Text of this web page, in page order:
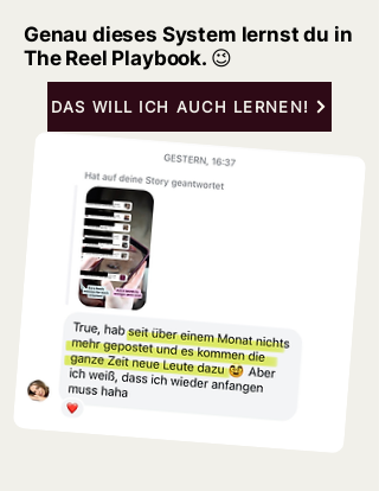
Genau dieses System lernst du in
The Reel Playbook. 😉
DAS WILL ICH AUCH LERNEN!